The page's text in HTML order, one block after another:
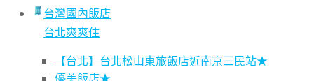
台灣國內飯店
台北爽爽住
【台北】台北松山東旅飯店近南京三民站★